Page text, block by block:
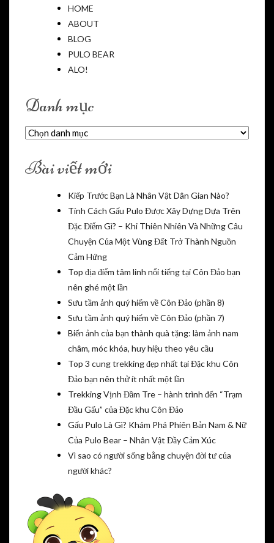
HOME
ABOUT
BLOG
PULO BEAR
ALO!
Danh mục
Danh
Bài viết mới
Kiếp Trước Bạn Là Nhân Vật Dân Gian Nào?
Tính Cách Gấu Pulo Được Xây Dựng Dựa Trên
Đặc Điểm Gì? – Khi Thiên Nhiên Và Những Câu
Chuyện Của Một Vùng Đất Trở Thành Nguồn
Cảm Hứng
Top địa điểm tâm linh nổi tiếng tại Côn Đảo bạn
nên ghé một lần
Sưu tầm ảnh quý hiếm về Côn Đảo (phần 8)
Sưu tầm ảnh quý hiếm về Côn Đảo (phần 7)
Biến ảnh của bạn thành quà tặng: làm ảnh nam
châm, móc khóa, huy hiệu theo yêu cầu
Top 3 cung trekking đẹp nhất tại Đặc khu Côn
Đảo bạn nên thử ít nhất một lần
Trekking Vịnh Đầm Tre – hành trình đến “Trạm
Đầu Gấu” của Đặc khu Côn Đảo
Gấu Pulo Là Gì? Khám Phá Phiên Bản Nam & Nữ
Của Pulo Bear – Nhân Vật Đầy Cảm Xúc
Vì sao có người sống bằng chuyện đời tư của
người khác?